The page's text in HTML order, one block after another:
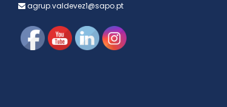
agrup.valdevez1@sapo.pt